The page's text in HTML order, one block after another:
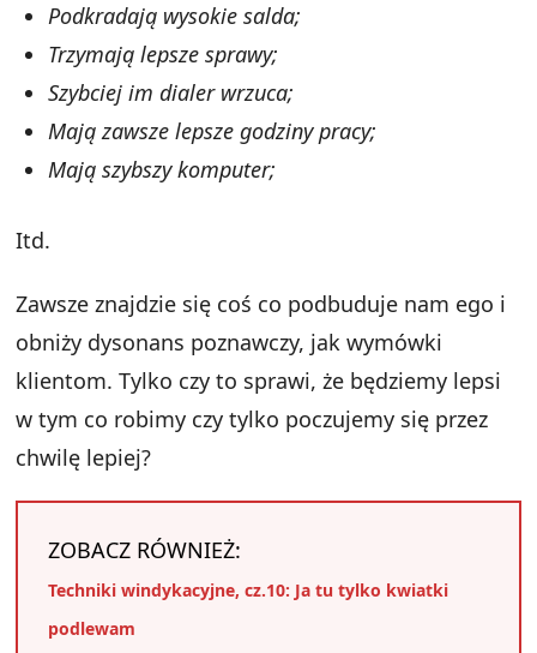
Podkradają wysokie salda;
Trzymają lepsze sprawy;
Szybciej im dialer wrzuca;
Mają zawsze lepsze godziny pracy;
Mają szybszy komputer;
Itd.
Zawsze znajdzie się coś co podbuduje nam ego i
obniży dysonans poznawczy, jak wymówki
klientom. Tylko czy to sprawi, że będziemy lepsi
w tym co robimy czy tylko poczujemy się przez
chwilę lepiej?
ZOBACZ RÓWNIEŻ:
Techniki windykacyjne, cz.10: Ja tu tylko kwiatki
podlewam